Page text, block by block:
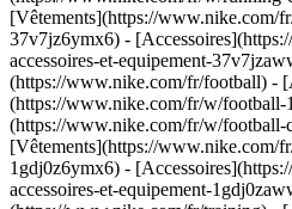
[Vêtements](https://www.nike.com/
37v7jz6ymx6) -
accessoires-et-equipement-
(https://www.nike.com/fr/football) -
(https://www.nike.com/fr/w/football-
(https://www.nike.com/fr/w/football-
[Vêtements](https://www.nike.com/
1gdj0z6ymx6) -
accessoires-et-equipement-